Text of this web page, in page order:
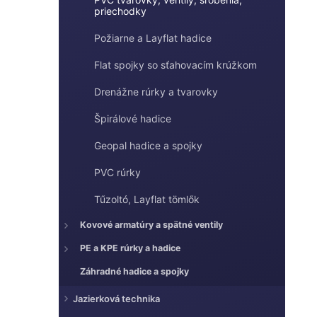
priechodky
Požiarne a Layflat hadice
Flat spojky so sťahovacím krúžkom
Drenážne rúrky a tvarovky
Špirálové hadice
Geopal hadice a spojky
PVC rúrky
Tűzoltó, Layflat tömlők
Kovové armatúry a spätné ventily
PE a KPE rúrky a hadice
Záhradné hadice a spojky
Jazierková technika